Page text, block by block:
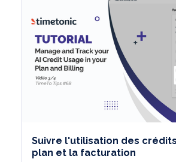
Suivre l'utilisation des
plan et la facturation